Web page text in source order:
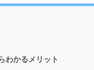
わかるメリット